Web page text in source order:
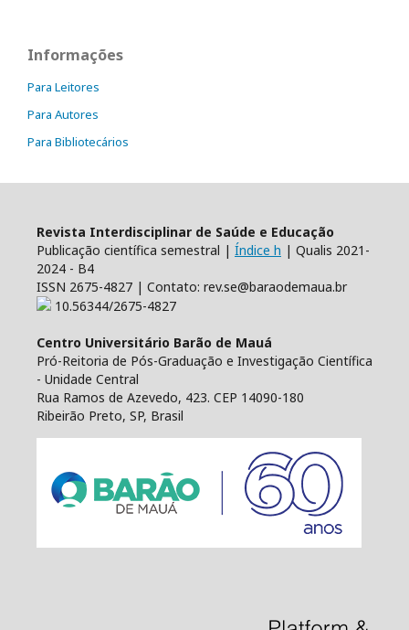
Informações
Para Leitores
Para Autores
Para Bibliotecários
Revista Interdisciplinar de Saúde e Educação
Publicação científica semestral | Índice h | Qualis 2021-
2024 - B4
ISSN 2675-4827 | Contato: rev.se@baraodemaua.br
10.56344/2675-4827
Centro Universitário Barão de Mauá
Pró-Reitoria de Pós-Graduação e Investigação Científica
- Unidade Central
Rua Ramos de Azevedo, 423. CEP 14090-180
Ribeirão Preto, SP, Brasil